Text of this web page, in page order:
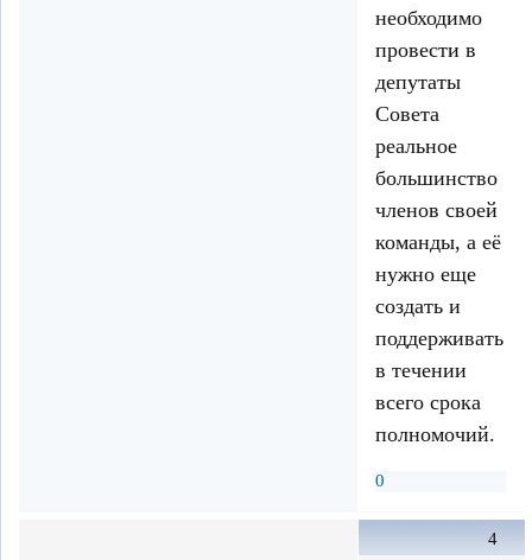
необходимо
провести в
депутаты
Совета
реальное
большинство
членов своей
команды, а её
нужно еще
создать и
поддерживать
в течении
всего срока
полномочий.
0
4